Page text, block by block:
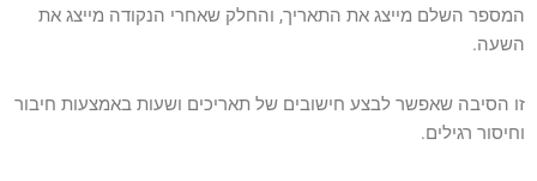
המספר השלם מייצג את התאריך, והחלק שאחרי הנקודה מייצג את
השעה.
זו הסיבה שאפשר לבצע חישובים של תאריכים ושעות באמצעות חיבור
וחיסור רגילים.